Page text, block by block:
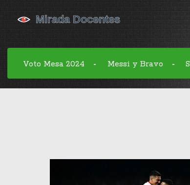
Voto Mesa 2024 - Messi y Bravo -